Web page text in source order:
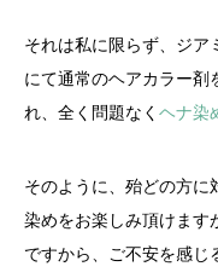
それは私に限らず、ジア
にて通常のヘアカラー剤
れ、全く問題なく ヘナ染
そのように、殆どの方に
染めをお楽しみ頂けます
ですから、ご不安を感じ